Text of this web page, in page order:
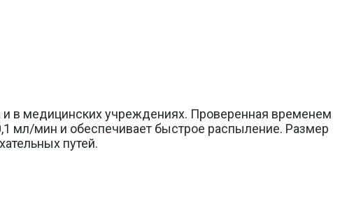
в медицинских учреждениях. Проверенная временем
мл/мин и обеспечивает быстрое распыление. Размер
путей.